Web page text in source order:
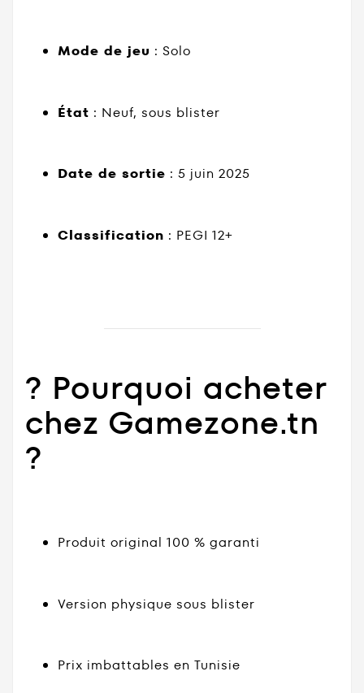
Mode de jeu : Solo
État : Neuf, sous blister
Date de sortie : 5 juin 2025
Classification : PEGI 12+
? Pourquoi acheter
chez Gamezone.tn
?
Produit original 100 % garanti
Version physique sous blister
Prix imbattables en Tunisie